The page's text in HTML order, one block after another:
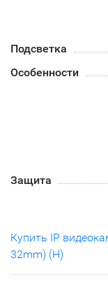
Подсветка
Особенности
Защита
Купить IP
32mm) (H)